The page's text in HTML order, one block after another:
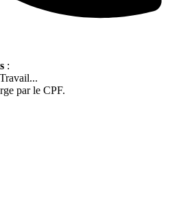
:
par le CPF.